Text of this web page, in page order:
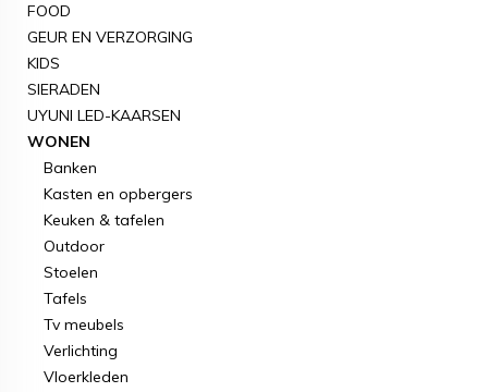
FOOD
GEUR EN VERZORGING
KIDS
SIERADEN
UYUNI LED-KAARSEN
WONEN
Banken
Kasten en opbergers
Keuken & tafelen
Outdoor
Stoelen
Tafels
Tv meubels
Verlichting
Vloerkleden